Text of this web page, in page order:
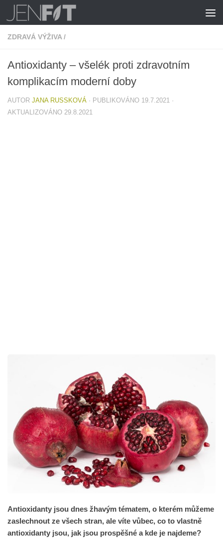
Skip to content
ZDRAVÁ VÝŽIVA /
Antioxidanty – všelék proti zdravotním
komplikacím moderní doby
AUTOR JANA RUSSKOVÁ · PUBLIKOVÁNO 19.7.2021 ·
AKTUALIZOVÁNO 29.8.2021
Antioxidanty jsou dnes žhavým tématem, o kterém můžeme
zaslechnout ze všech stran, ale víte vůbec, co to vlastně
antioxidanty jsou, jak jsou prospěšné a kde je najdeme?